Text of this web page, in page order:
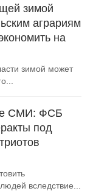
зимой
аграриям
на
зимой может
СМИ: ФСБ
под
вследствие...